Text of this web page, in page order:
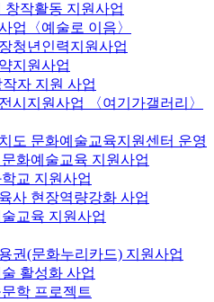
창작활동 지원사업
업〈예술로 이음〉
청년인력지원사업
지원사업
자 지원 사업
시지원사업 〈여기가갤러리〉
도 문화예술교육지원센터 운영
화예술교육 지원사업
교 지원사업
사 현장역량강화 사업
교육 지원사업
권(문화누리카드) 지원사업
활성화 사업
학 프로젝트